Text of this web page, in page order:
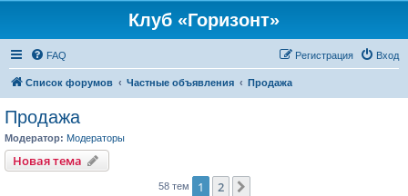
Клуб «Горизонт»
FAQ Вход
Регистрация
Список форумов Частные объявления Продажа
Продажа
Модератор: Модераторы
Новая тема
58 тем 1 2